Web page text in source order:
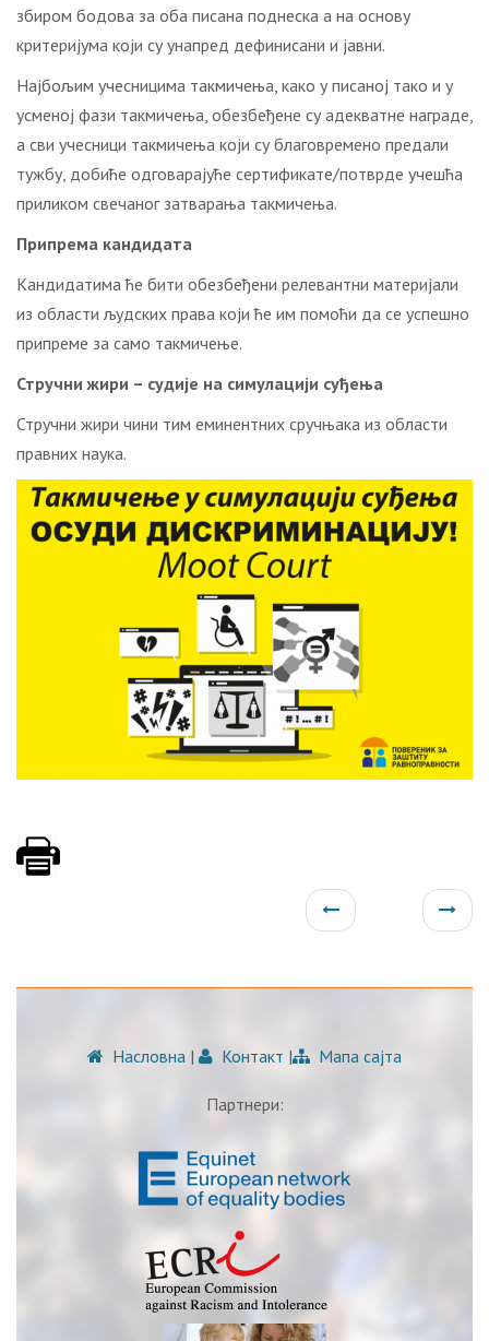
збиром бодова за оба писана поднеска а на основу
критеријума који су унапред дефинисани и јавни.
Најбољим учесницима такмичења, како у писаној тако и у
усменој фази такмичења, обезбеђене су адекватне награде,
а сви учесници такмичења који су благовремено предали
тужбу, добиће одговарајуће сертификате/потврде учешћа
приликом свечаног затварања такмичења.
Припрема кандидата
Кандидатима ће бити обезбеђени релевантни материјали
из области људских права који ће им помоћи да се успешно
припреме за само такмичење.
Стручни жири – судије на симулацији суђења
Стручни жири чини тим еминентних сручњака из области
правних наука.
Насловна | Контакт | Мапа сајта
Партнери: